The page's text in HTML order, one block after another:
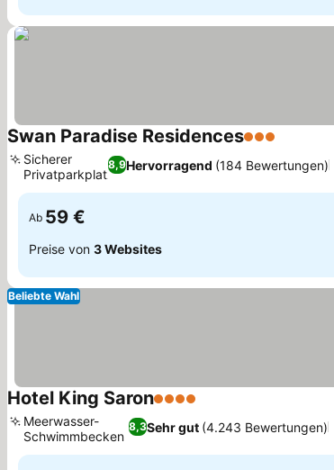
Swan Paradise Residences3 Sterne
8,9Hervorragend (184 Bewertungen)
Sicherer
Privatparkplatz
Ab 59 €
Preise von 3 Websites
Beliebte Wahl
Hotel King Saron4 Sterne
8,3Sehr gut (4.243 Bewertungen)
Meerwasser-
Schwimmbecken